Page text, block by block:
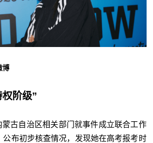
博
阶级”
古自治区相关部门就事件成立联合工作
公布初步核查情况，发现她在高考报考时